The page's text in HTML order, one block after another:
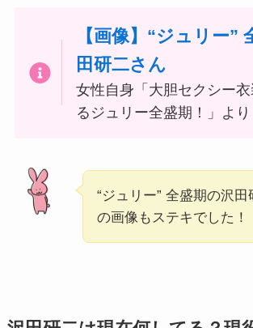
【画像】“ジュリー”
田研二さん
女性自身「大胆セクシー
るジュリー全盛期！」より
“ジュリー” 全盛期の沢田
の画像もステキでした！